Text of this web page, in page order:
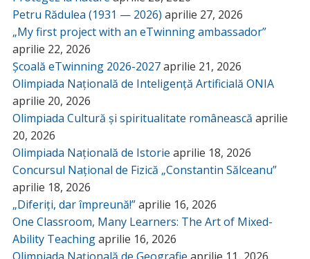
Petru Rădulea (1931 — 2026) aprilie 27, 2026
„My first project with an eTwinning ambassador”
aprilie 22, 2026
Școală eTwinning 2026-2027aprilie 21, 2026
Olimpiada Națională de Inteligență Artificială ONIA
aprilie 20, 2026
Olimpiada Cultură și spiritualitate românească aprilie
20, 2026
Olimpiada Națională de Istorie aprilie 18, 2026
Concursul Național de Fizică „Constantin Sălceanu”
aprilie 18, 2026
„Diferiți, dar împreună!”aprilie 16, 2026
One Classroom, Many Learners: The Art of Mixed-
Ability Teachingaprilie 16, 2026